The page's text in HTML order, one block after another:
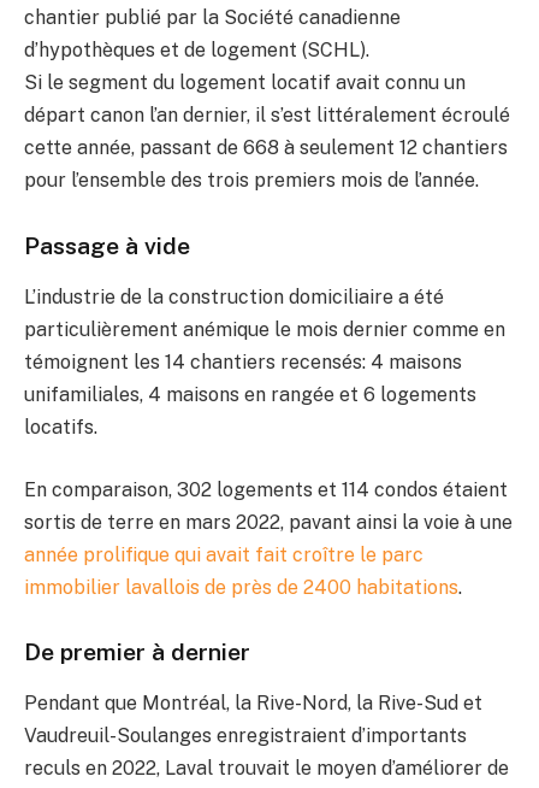
chantier publié par la Société canadienne
d’hypothèques et de logement (SCHL).
Si le segment du logement locatif avait connu un
départ canon l’an dernier, il s’est littéralement écroulé
cette année, passant de 668 à seulement 12 chantiers
pour l’ensemble des trois premiers mois de l’année.
Passage à vide
L’industrie de la construction domiciliaire a été
particulièrement anémique le mois dernier comme en
témoignent les 14 chantiers recensés: 4 maisons
unifamiliales, 4 maisons en rangée et 6 logements
locatifs.
En comparaison, 302 logements et 114 condos étaient
sortis de terre en mars 2022, pavant ainsi la voie à une
année prolifique qui avait fait croître le parc
immobilier lavallois de près de 2400 habitations.
De premier à dernier
Pendant que Montréal, la Rive-Nord, la Rive-Sud et
Vaudreuil-Soulanges enregistraient d’importants
reculs en 2022, Laval trouvait le moyen d’améliorer de